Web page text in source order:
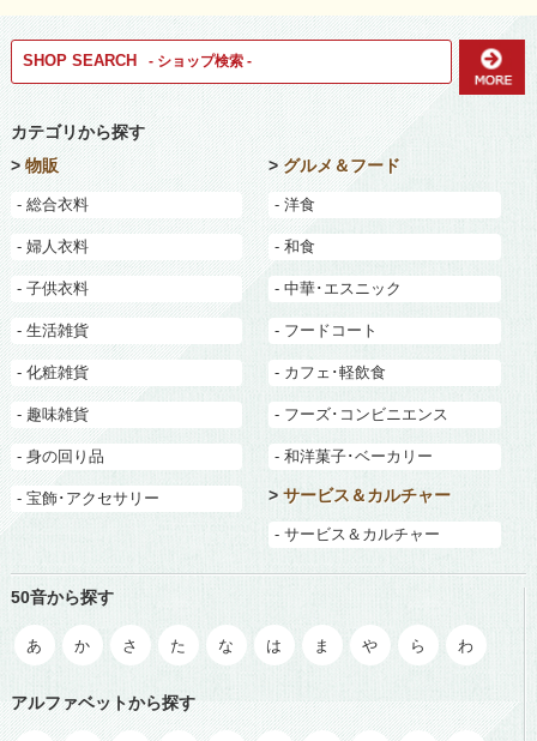
SHOP SEARCH - ショップ検索 -
カテゴリから探す
>物販
- 総合衣料
- 婦人衣料
- 子供衣料
- 生活雑貨
- 化粧雑貨
- 趣味雑貨
- 身の回り品
- 宝飾･アクセサリー
> グルメ＆フード
- 洋食
- 和食
- 中華･エスニック
- フードコート
- カフェ･軽飲食
- フーズ･コンビニエンス
- 和洋菓子･ベーカリー
> サービス＆カルチャー
- サービス＆カルチャー
50音から探す
あ か さ た な は ま や ら わ
アルファベットから探す